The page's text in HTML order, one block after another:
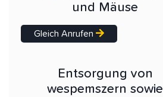
und Mäuse
Gleich Anrufen
Entsorgung von
wespemszern sowie